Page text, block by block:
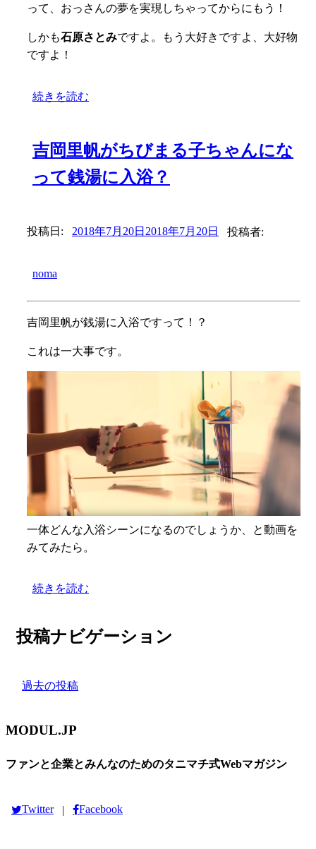
って、おっさんの夢を実現しちゃってからにもう！
しかも石原さとみですよ。もう大好きですよ、大好物
ですよ！
続きを読む
吉岡里帆がちびまる子ちゃんにな
って銭湯に入浴？
投稿日: 2018年7月20日 2018年7月20日 投稿者:
noma
吉岡里帆が銭湯に入浴ですって！？
これは一大事です。
一体どんな入浴シーンになるのでしょうか、と動画を
みてみたら。
続きを読む
投稿ナビゲーション
過去の投稿
MODUL.JP
ファンと企業とみんなのためのタニマチ式Webマガジン
Twitter | Facebook